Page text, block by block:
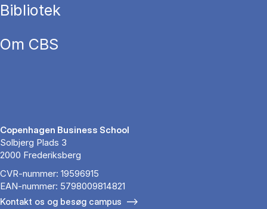
Bibliotek
Om CBS
Copenhagen Business School
Solbjerg Plads 3
2000 Frederiksberg
CVR-nummer: 19596915
EAN-nummer: 5798009814821
Kontakt os og besøg campus